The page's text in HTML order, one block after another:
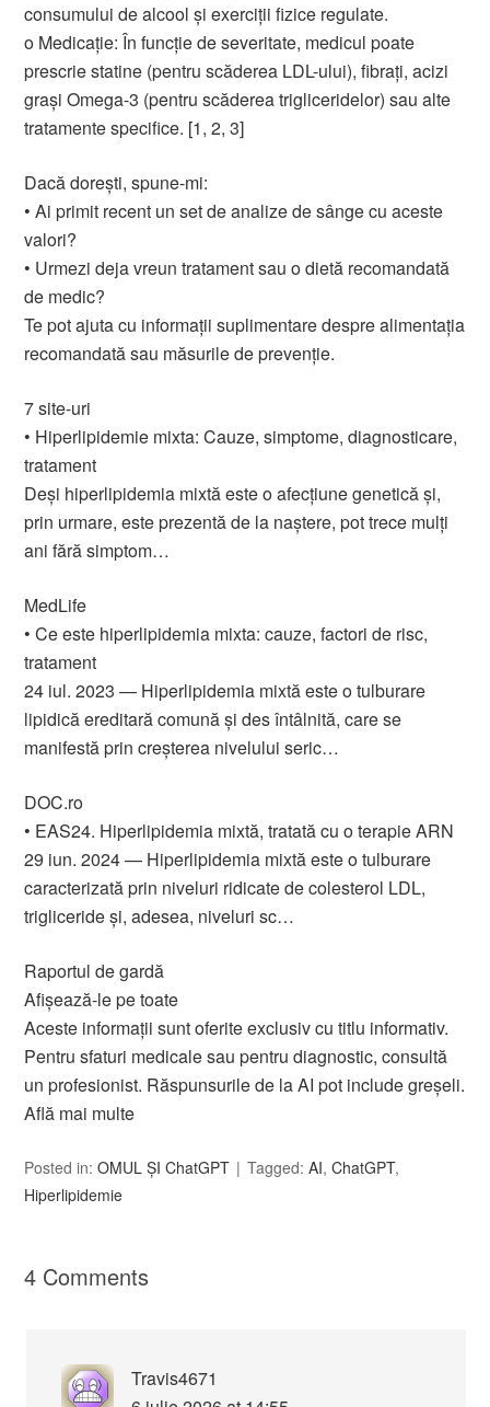
consumului de alcool și exerciții fizice regulate.
o Medicație: În funcție de severitate, medicul poate
prescrie statine (pentru scăderea LDL-ului), fibrați, acizi
grași Omega-3 (pentru scăderea trigliceridelor) sau alte
tratamente specifice. [1, 2, 3]
Dacă dorești, spune-mi:
• Ai primit recent un set de analize de sânge cu aceste
valori?
• Urmezi deja vreun tratament sau o dietă recomandată
de medic?
Te pot ajuta cu informații suplimentare despre alimentația
recomandată sau măsurile de prevenție.
7 site-uri
• Hiperlipidemie mixta: Cauze, simptome, diagnosticare,
tratament
Deși hiperlipidemia mixtă este o afecțiune genetică și,
prin urmare, este prezentă de la naștere, pot trece mulți
ani fără simptom…
MedLife
• Ce este hiperlipidemia mixta: cauze, factori de risc,
tratament
24 iul. 2023 — Hiperlipidemia mixtă este o tulburare
lipidică ereditară comună și des întâlnită, care se
manifestă prin creșterea nivelului seric…
DOC.ro
• EAS24. Hiperlipidemia mixtă, tratată cu o terapie ARN
29 iun. 2024 — Hiperlipidemia mixtă este o tulburare
caracterizată prin niveluri ridicate de colesterol LDL,
trigliceride și, adesea, niveluri sc…
Raportul de gardă
Afișează-le pe toate
Aceste informații sunt oferite exclusiv cu titlu informativ.
Pentru sfaturi medicale sau pentru diagnostic, consultă
un profesionist. Răspunsurile de la AI pot include greșeli.
Află mai multe
Posted in:OMUL ȘI ChatGPT Tagged:AI,ChatGPT,
Hiperlipidemie
4 Comments
Travis4671